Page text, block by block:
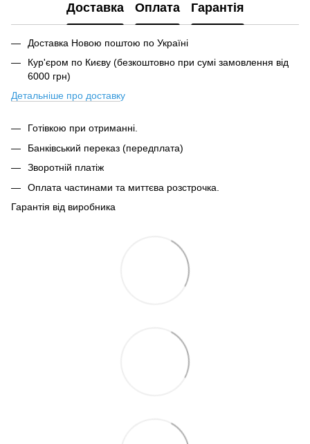
Доставка Оплата Гарантія
Доставка Новою поштою по Україні
Кур'єром по Києву (безкоштовно при сумі замовлення від
6000 грн)
Детальніше про доставку
Готівкою при отриманні.
Банківський переказ (передплата)
Зворотній платіж
Оплата частинами та миттєва розстрочка.
Гарантія від виробника